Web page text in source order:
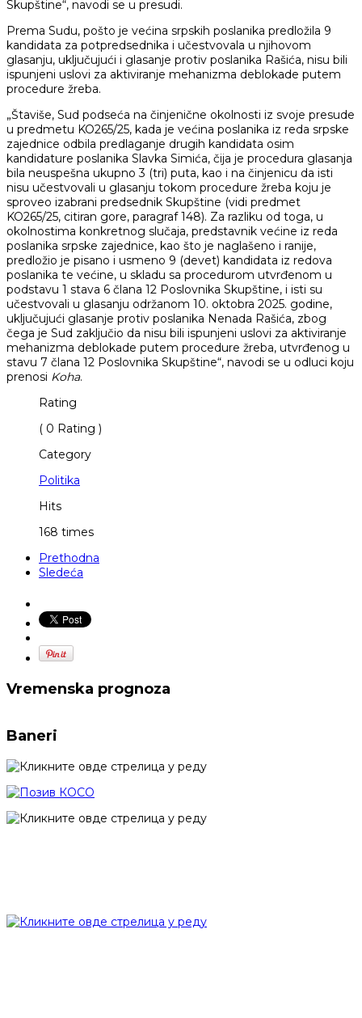
Skupštine“, navodi se u presudi.
Prema Sudu, pošto je većina srpskih poslanika predložila 9
kandidata za potpredsednika i učestvovala u njihovom
glasanju, uključujući i glasanje protiv poslanika Rašića, nisu bili
ispunjeni uslovi za aktiviranje mehanizma deblokade putem
procedure žreba.
„Štaviše, Sud podseća na činjenične okolnosti iz svoje presude
u predmetu KO265/25, kada je većina poslanika iz reda srpske
zajednice odbila predlaganje drugih kandidata osim
kandidature poslanika Slavka Simića, čija je procedura glasanja
bila neuspešna ukupno 3 (tri) puta, kao i na činjenicu da isti
nisu učestvovali u glasanju tokom procedure žreba koju je
sproveo izabrani predsednik Skupštine (vidi predmet
KO265/25, citiran gore, paragraf 148). Za razliku od toga, u
okolnostima konkretnog slučaja, predstavnik većine iz reda
poslanika srpske zajednice, kao što je naglašeno i ranije,
predložio je pisano i usmeno 9 (devet) kandidata iz redova
poslanika te većine, u skladu sa procedurom utvrđenom u
podstavu 1 stava 6 člana 12 Poslovnika Skupštine, i isti su
učestvovali u glasanju održanom 10. oktobra 2025. godine,
uključujući glasanje protiv poslanika Nenada Rašića, zbog
čega je Sud zaključio da nisu bili ispunjeni uslovi za aktiviranje
mehanizma deblokade putem procedure žreba, utvrđenog u
stavu 7 člana 12 Poslovnika Skupštine“, navodi se u odluci koju
prenosi Koha.
Rating
( 0 Rating )
Category
Politika
Hits
168 times
Prethodna
Sledeća
Vremenska prognoza
Baneri